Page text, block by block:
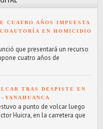
CUATRO AÑOS IMPUESTA
EN HOMICIDIO
que presentará un recurso
cuatro años de
TRAS DESPISTE EN
a punto de volcar luego
Huicra, en la carretera que